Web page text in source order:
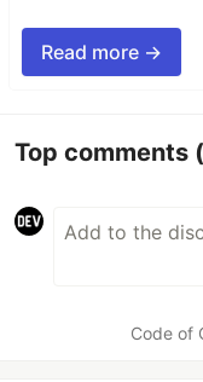
Read more →
Top comments
Code of